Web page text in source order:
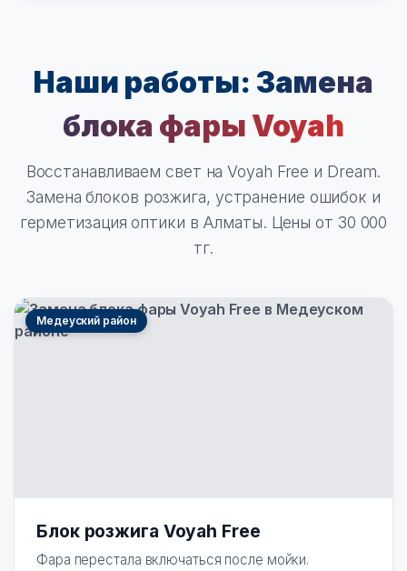
Наши работы: Замена
блока фары Voyah
Восстанавливаем свет на Voyah Free и Dream.
Замена блоков розжига, устранение ошибок и
герметизация оптики в Алматы. Цены от 30 000
тг.
Медеуский район
Блок розжига Voyah Free
Фара перестала включаться после мойки.